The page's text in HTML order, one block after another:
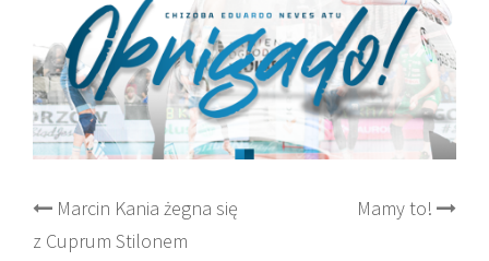
Post
Marcin Kania żegna się
z Cuprum Stilonem
Mamy to!